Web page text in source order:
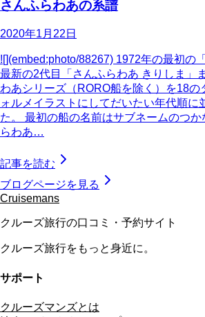
さんふらわあの系譜
2020年1月22日
![](embed:photo/88267) 1972年の最初の
最新の2代目「さんふらわあ きりしま」
わあシリーズ（RORO船を除く）を18の
ォルメイラストにしてだいたい年代順に
た。 最初の船の名前はサブネームのつ
らわあ…
記事を読む
ブログページを見る
Cruisemans
クルーズ旅行の口コミ・予約サイト
クルーズ旅行をもっと身近に。
サポート
クルーズマンズとは